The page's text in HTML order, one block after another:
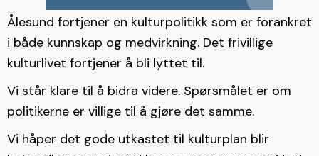
Ålesund fortjener en kulturpolitikk som er forankret
i både kunnskap og medvirkning. Det frivillige
kulturlivet fortjener å bli lyttet til.
Vi står klare til å bidra videre. Spørsmålet er om
politikerne er villige til å gjøre det samme.
Vi håper det gode utkastet til kulturplan blir